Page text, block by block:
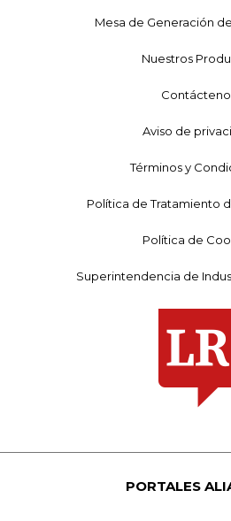
Mesa de Generación
Nuestros
Aviso de
Términos y
Política de Tratamiento
Política de
Superintendencia de
PORTALES